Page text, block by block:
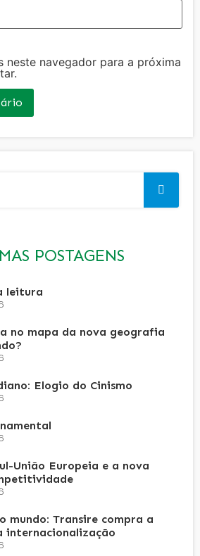
neste navegador para a próxima
POSTAGENS
leitura
no mapa da nova geografia
Elogio do Cinismo
União Europeia e a nova
mundo: Transire compra a
internacionalização